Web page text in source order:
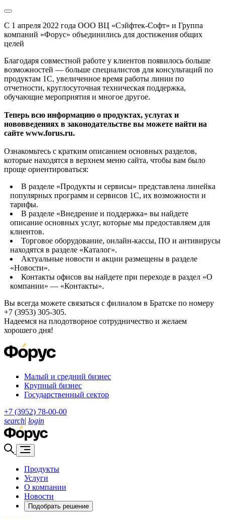
С 1 апреля 2022 года ООО ВЦ «Сэйфтек-Софт» и Группа
компаний «Форус» объединились для достижения общих
целей
Благодаря совместной работе у клиентов появилось больше
возможностей — больше специалистов для консультаций по
продуктам 1С, увеличенное время работы линии по
отчетности, круглосуточная техническая поддержка,
обучающие мероприятия и многое другое.
Теперь всю информацию о продуктах, услугах и
нововведениях в законодательстве вы можете найти на
сайте www.forus.ru.
Ознакомьтесь с кратким описанием основных разделов,
которые находятся в верхнем меню сайта, чтобы вам было
проще ориентироваться:
В разделе «Продукты и сервисы» представлена линейка
популярных программ и сервисов 1С, их возможности и
тарифы.
В разделе «Внедрение и поддержка» вы найдете
описание основных услуг, которые мы предоставляем для
клиентов.
Торговое оборудование, онлайн-кассы, ПО и антивирусы
находятся в разделе «Каталог».
Актуальные новости и акции размещены в разделе
«Новости».
Контакты офисов вы найдете при переходе в раздел «О
компании» — «Контакты».
Вы всегда можете связаться с филиалом в Братске по номеру
+7 (3953) 305-305.
Надеемся на плодотворное сотрудничество и желаем
хорошего дня!
Малый и средний бизнес
Крупный бизнес
Государственный сектор
+7 (3952) 78-00-00
search| login
Продукты
Услуги
О компании
Новости
Подобрать решение